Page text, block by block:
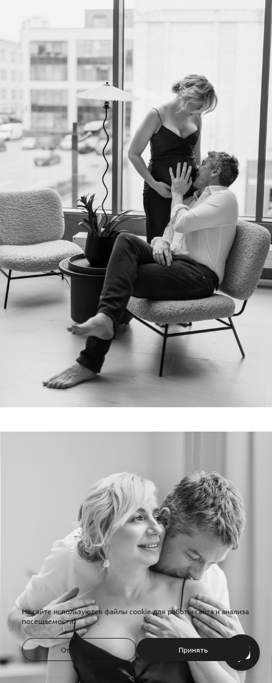
На сайте используются файлы cookie для работы сайта и анализа
посещаемости.
Отклонить Принять